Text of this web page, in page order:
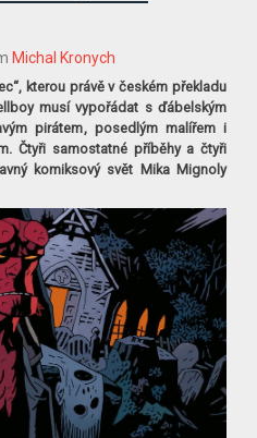
Michal Kronych
kterou právě v českém překladu
musí vypořádat s ďábelským
pirátem, posedlým malířem i
Čtyři samostatné příběhy a čtyři
komiksový svět Mika Mignoly